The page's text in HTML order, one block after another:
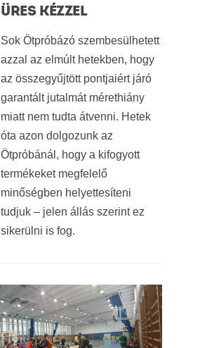
ÜRES KÉZZEL
Sok Ötpróbázó szembesülhetett
azzal az elmúlt hetekben, hogy
az összegyűjtött pontjaiért járó
garantált jutalmát mérethiány
miatt nem tudta átvenni. Hetek
óta azon dolgozunk az
Ötpróbánál, hogy a kifogyott
termékeket megfelelő
minőségben helyettesíteni
tudjuk – jelen állás szerint ez
sikerülni is fog.